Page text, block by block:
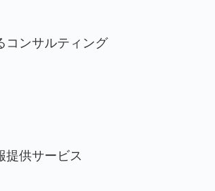
コンサルティング
提供サービス